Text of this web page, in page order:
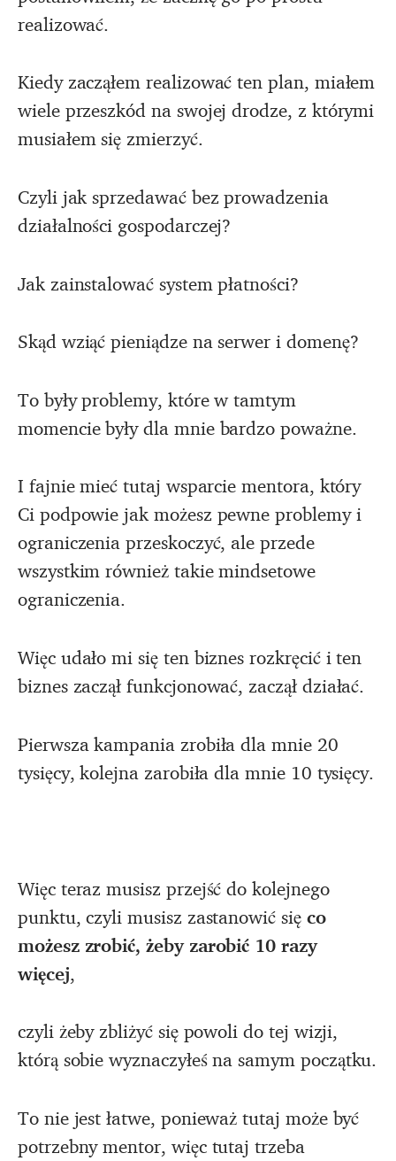
realizować.
Kiedy zacząłem realizować ten plan, miałem
wiele przeszkód na swojej drodze, z którymi
musiałem się zmierzyć.
Czyli jak sprzedawać bez prowadzenia
działalności gospodarczej?
Jak zainstalować system płatności?
Skąd wziąć pieniądze na serwer i domenę?
To były problemy, które w tamtym
momencie były dla mnie bardzo poważne.
I fajnie mieć tutaj wsparcie mentora, który
Ci podpowie jak możesz pewne problemy i
ograniczenia przeskoczyć, ale przede
wszystkim również takie mindsetowe
ograniczenia.
Więc udało mi się ten biznes rozkręcić i ten
biznes zaczął funkcjonować, zaczął działać.
Pierwsza kampania zrobiła dla mnie 20
tysięcy, kolejna zarobiła dla mnie 10 tysięcy.
Więc teraz musisz przejść do kolejnego
punktu, czyli musisz zastanowić się co
możesz zrobić, żeby zarobić 10 razy
więcej,
czyli żeby zbliżyć się powoli do tej wizji,
którą sobie wyznaczyłeś na samym początku.
To nie jest łatwe, ponieważ tutaj może być
potrzebny mentor, więc tutaj trzeba